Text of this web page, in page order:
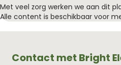
Met veel zorg werken we aan dit
Alle content is beschikbaar voor
Contact met Bright